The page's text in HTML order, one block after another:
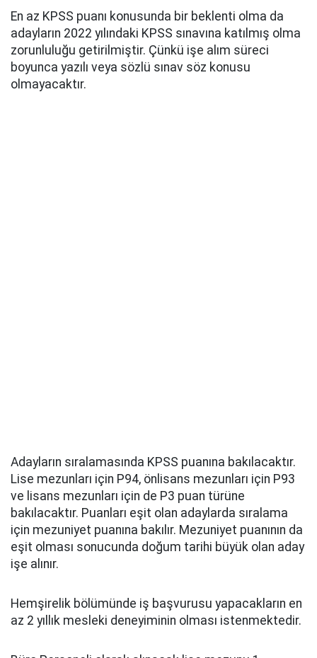
En az KPSS puanı konusunda bir beklenti olma da
adayların 2022 yılındaki KPSS sınavına katılmış olma
zorunluluğu getirilmiştir. Çünkü işe alım süreci
boyunca yazılı veya sözlü sınav söz konusu
olmayacaktır.
Adayların sıralamasında KPSS puanına bakılacaktır.
Lise mezunları için P94, önlisans mezunları için P93
ve lisans mezunları için de P3 puan türüne
bakılacaktır. Puanları eşit olan adaylarda sıralama
için mezuniyet puanına bakılır. Mezuniyet puanının da
eşit olması sonucunda doğum tarihi büyük olan aday
işe alınır.
Hemşirelik bölümünde iş başvurusu yapacakların en
az 2 yıllık mesleki deneyiminin olması istenmektedir.